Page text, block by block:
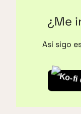
¿Me
Así sigo